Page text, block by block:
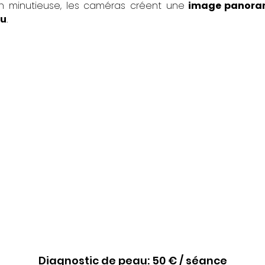
minutieuse, les caméras créent une image
.
Diagnostic de peau: 50 € / séance